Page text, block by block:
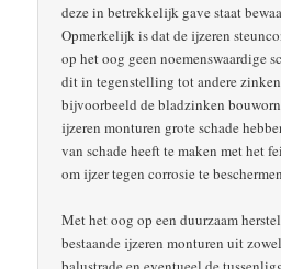
deze in betrekkelijk gave staat
Opmerkelijk is dat de ijzeren
op het oog geen noemenswaardige
dit in tegenstelling tot andere
bijvoorbeeld de bladzinken
ijzeren monturen grote schade
van schade heeft te maken met het
om ijzer tegen corrosie te
Met het oog op een duurzaam
bestaande ijzeren monturen uit